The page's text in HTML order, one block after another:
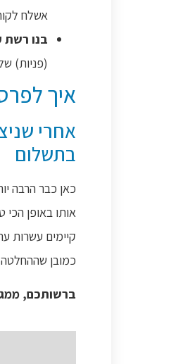
אשלח
בנו רשת
(פניות)
איך
אחרי
בתשלום
כאן כבר הרבה
אותו באופן
קיימים עשרות
כמובן
ברשותכם,